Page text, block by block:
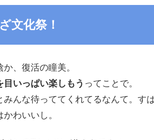
文化祭！
、復活の瞳美。
目いっぱい楽しもう ってことで。
みんな待っててくれてるなんて。す
わいいし。